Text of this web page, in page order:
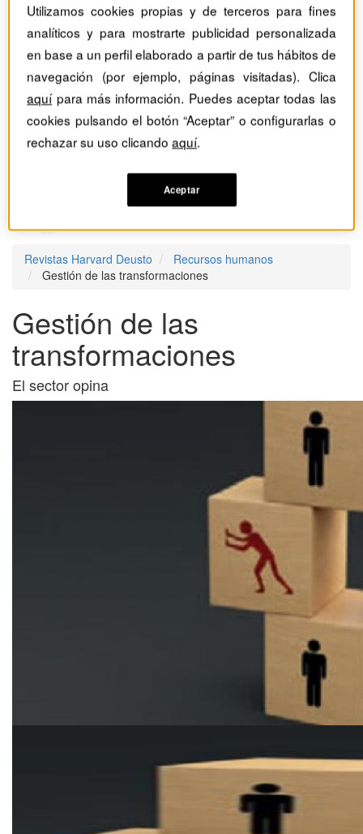
Revistas Harvard Deusto
Recursos humanos
Gestión de las transformaciones
Gestión de las
transformaciones
El sector opina
Utilizamos cookies propias y de terceros para fines
analíticos y para mostrarte publicidad personalizada
en base a un perfil elaborado a partir de tus hábitos de
navegación (por ejemplo, páginas visitadas). Clica
aquípara más información. Puedes aceptar todas las
cookies pulsando el botón “Aceptar” o configurarlas o
rechazar su uso clicandoaquí.
Aceptar